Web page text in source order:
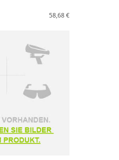
58,68 €